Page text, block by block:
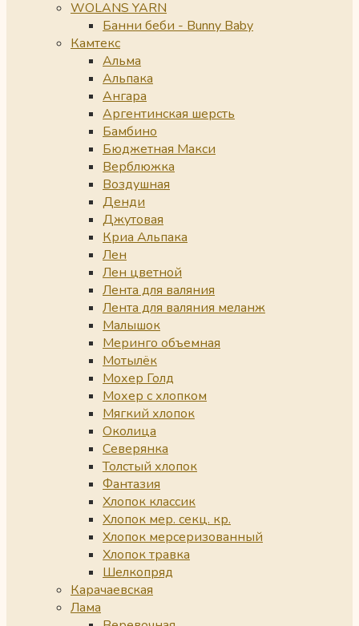
WOLANS YARN
Банни беби - Bunny Baby
Камтекс
Альма
Альпака
Ангара
Аргентинская шерсть
Бамбино
Бюджетная Макси
Верблюжка
Воздушная
Денди
Джутовая
Криа Альпака
Лен
Лен цветной
Лента для валяния
Лента для валяния меланж
Малышок
Меринго объемная
Мотылёк
Мохер Голд
Мохер с хлопком
Мягкий хлопок
Околица
Северянка
Толстый хлопок
Фантазия
Хлопок классик
Хлопок мер. секц. кр.
Хлопок мерсеризованный
Хлопок травка
Шелкопряд
Карачаевская
Лама